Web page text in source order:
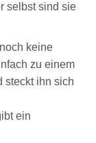
selbst sind sie
keine
zu einem
steckt ihn sich
ein